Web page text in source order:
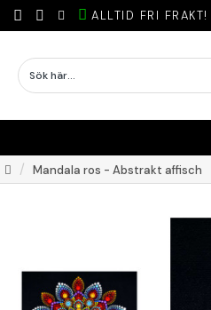
ALLTID FRI FRAKT!
Mandala ros - Abstrakt affisch